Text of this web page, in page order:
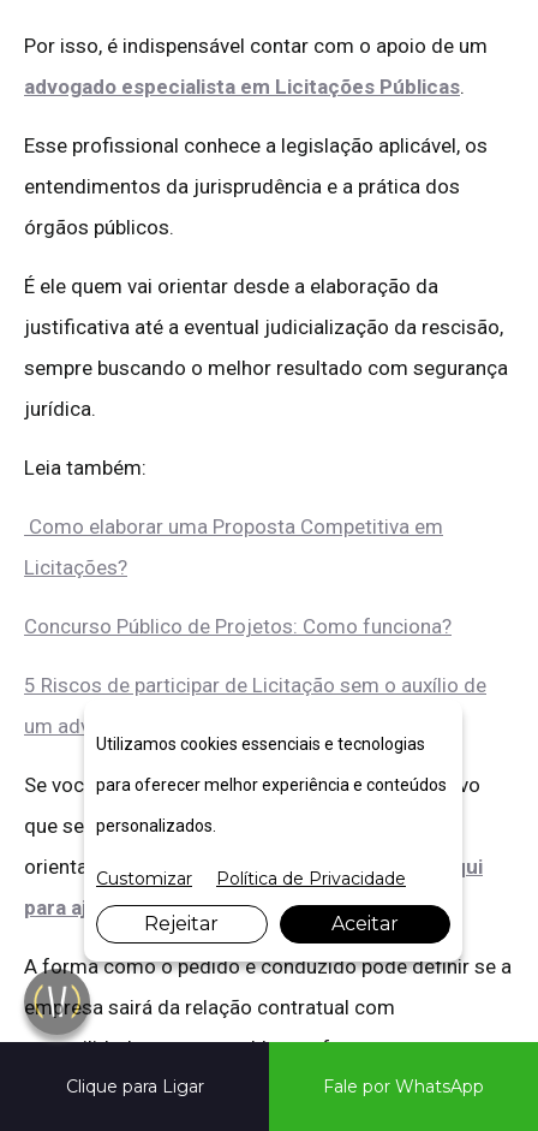
Por isso, é indispensável contar com o apoio de um
advogado especialista em Licitações Públicas.
Esse profissional conhece a legislação aplicável, os
entendimentos da jurisprudência e a prática dos
órgãos públicos.
É ele quem vai orientar desde a elaboração da
justificativa até a eventual judicialização da rescisão,
sempre buscando o melhor resultado com segurança
jurídica.
Leia também:
Como elaborar uma Proposta Competitiva em
Licitações?
Concurso Público de Projetos: Como funciona?
5 Riscos de participar de Licitação sem o auxílio de
um advogado especialista.
Se você está diante de um contrato administrativo
que se tornou inviável de ser mantido, procure
orientação qualificada antes de agir,
estamos aqui
para ajudar.
A forma como o pedido é conduzido pode definir se a
empresa sairá da relação contratual com
tranquilidade ou com problemas futuros.
Clique para Ligar Fale por WhatsApp
Utilizamos cookies essenciais e tecnologias
para oferecer melhor experiência e conteúdos
personalizados.
Customizar Política de Privacidade
Rejeitar Aceitar